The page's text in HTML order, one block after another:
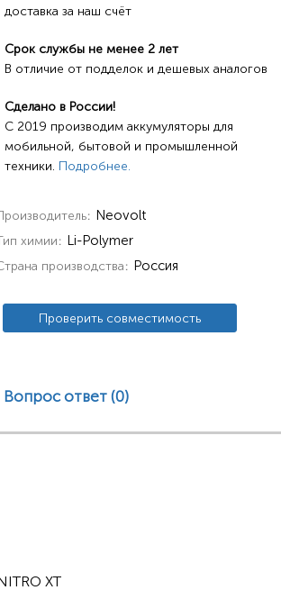
доставка за наш счёт
Срок службы не менее 2 лет
В отличие от подделок и дешевых аналогов
Сделано в России!
C 2019 производим аккумуляторы для
мобильной, бытовой и промышленной
техники. Подробнее.
Neovolt
химии Li-Polymer
производства Россия
Проверить совместимость
Вопрос ответ (0)
XT